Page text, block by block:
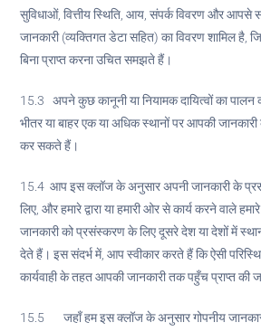
सुविधाओं, वित्तीय स्थिति, आय, संपर्क विवरण और आपसे
जानकारी (व्यक्तिगत डेटा सहित) का विवरण शामिल है,
बिना प्राप्त करना उचित समझते हैं।
15.3 अपने कुछ कानूनी या नियामक दायित्वों का
भीतर या बाहर एक या अधिक स्थानों पर आपकी
कर सकते हैं।
15.4 आप इस क्लॉज के अनुसार अपनी जानकारी के
लिए, और हमारे द्वारा या हमारी ओर से कार्य करने वाले हमारे
जानकारी को प्रसंस्करण के लिए दूसरे देश या देशों में
देते हैं। इस संदर्भ में, आप स्वीकार करते हैं कि ऐसी
कार्यवाही के तहत आपकी जानकारी तक पहुँच प्राप्त की
15.5 जहाँ हम इस क्लॉज के अनुसार गोपनीय